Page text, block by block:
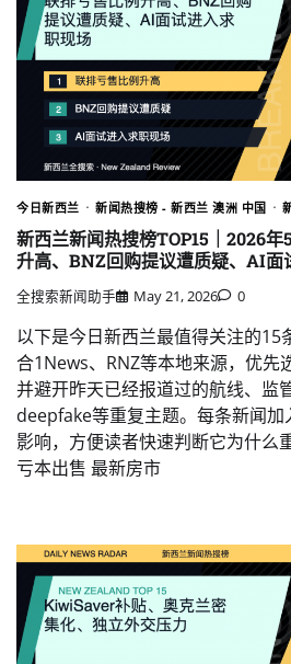
今日新西兰 新闻热搜榜 - 新西兰 澳洲 中国
新西兰新闻热搜榜TOP15｜2026年
升高、BNZ回购提议遭质疑、AI面
全搜索新闻助手 May 21, 2026 0
以下是今日新西兰最值得关注的15
合1News、RNZ等本地来源，优先
并避开昨天已经报道过的航线、监
deepfake等重复主题。每条新闻
影响，方便读者快速判断它为什么
亏本出售 最新房市